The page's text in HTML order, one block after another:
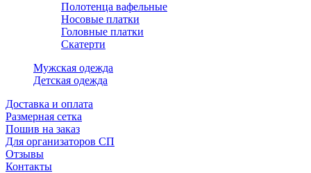
Полотенца вафельные
Носовые платки
Головные платки
Скатерти
Мужская одежда
Детская одежда
Доставка и оплата
Размерная сетка
Пошив на заказ
Для организаторов СП
Отзывы
Контакты